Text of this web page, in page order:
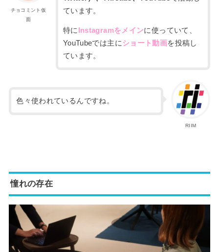
チョコミント仮
面
ています。
特に Instagramをメインに使っていて、
YouTubeでは主にショート動画を投稿し
ています。
RIIM
色々使われているんですね。
憧れの存在